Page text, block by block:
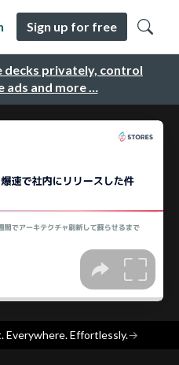
decks privately, control
ads and more …
Sign up for free
Everywhere. Effortlessly.→